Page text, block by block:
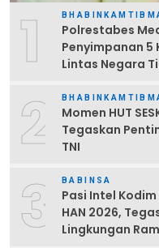
1
Polrestabes
Penyimpanan 5
Lintas Negara
2
Momen HUT
Tegaskan
TNI
3 BABINSA
Pasi Intel
HAN 2026,
Lingkungan